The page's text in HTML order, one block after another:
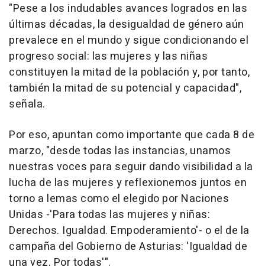
"Pese a los indudables avances logrados en las
últimas décadas, la desigualdad de género aún
prevalece en el mundo y sigue condicionando el
progreso social: las mujeres y las niñas
constituyen la mitad de la población y, por tanto,
también la mitad de su potencial y capacidad",
señala.
Por eso, apuntan como importante que cada 8 de
marzo, "desde todas las instancias, unamos
nuestras voces para seguir dando visibilidad a la
lucha de las mujeres y reflexionemos juntos en
torno a lemas como el elegido por Naciones
Unidas -'Para todas las mujeres y niñas:
Derechos. Igualdad. Empoderamiento'- o el de la
campaña del Gobierno de Asturias: 'Igualdad de
una vez. Por todas'".